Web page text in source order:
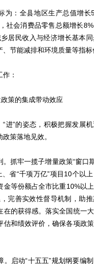
：全县地区生产总值增长
社会消费品零售总额增长
居民收入与经济增长基本
节能减排和环境质量等指标
：
策的集成带动效应
”的姿态，积极把握发展机
策落地见效。
牢一揽子增量政策“窗口
、省“千项万亿”项目10个以
金等份额占全市比重10%以
完善实效性督导机制，助
在的获得感。落实全国统一
估和绩效评价，确保各项政
启动“十五五”规划纲要编制